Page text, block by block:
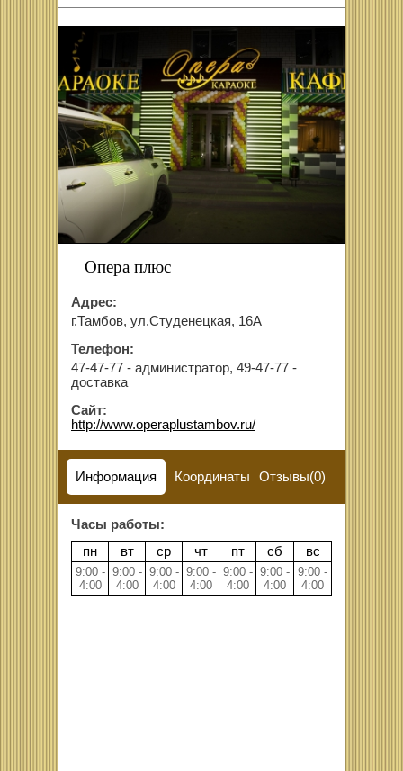
Опера плюс
Адрес:
г.Тамбов, ул.Студенецкая, 16А
Телефон:
47-47-77 - администратор, 49-47-77 -
доставка
Сайт:
http://www.operaplustambov.ru/
Информация Координаты Отзывы(0)
Часы работы:
пн
вт ср чт пт сб вс
9:00 -
4:00
9:00 -
4:00
9:00 -
4:00
9:00 -
4:00
9:00 -
4:00
9:00 -
4:00
9:00 -
4:00